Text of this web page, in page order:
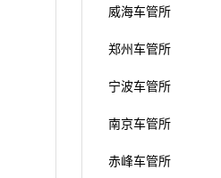
威海车管所
郑州车管所
宁波车管所
南京车管所
赤峰车管所